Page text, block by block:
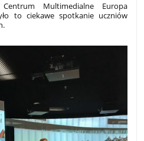
Multimedialne Europa
to ciekawe spotkanie uczniów